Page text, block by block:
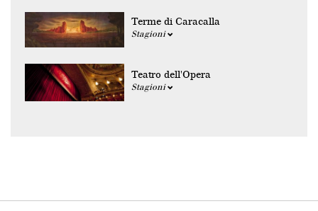
Terme di Caracalla
Stagioni
Teatro dell'Opera
Stagioni